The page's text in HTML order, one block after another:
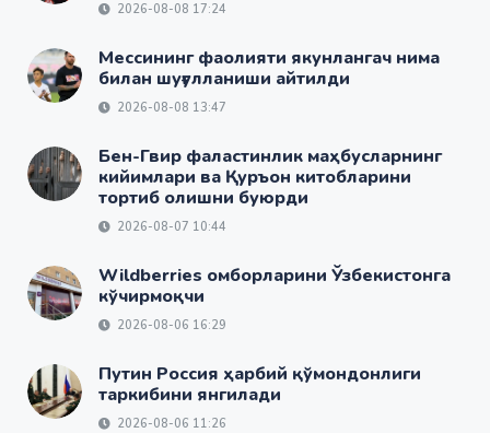
2026-08-08 17:24
Мессининг фаолияти якунлангач нима
билан шуғулланиши айтилди
2026-08-08 13:47
Бен-Гвир фаластинлик маҳбусларнинг
кийимлари ва Қуръон китобларини
тортиб олишни буюрди
2026-08-07 10:44
Wildberries омборларини Ўзбекистонга
кўчирмоқчи
2026-08-06 16:29
Путин Россия ҳарбий қўмондонлиги
таркибини янгилади
2026-08-06 11:26